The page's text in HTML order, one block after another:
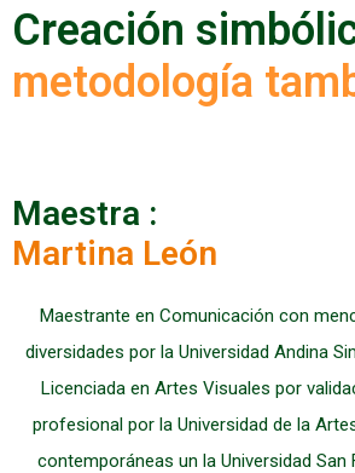
Creación
metodología
Maestra :
Martina León
Maestrante en Comunicación con
diversidades por la Universidad Andina
Licenciada en Artes Visuales por
profesional por la Universidad de la
contemporáneas un la Universidad San